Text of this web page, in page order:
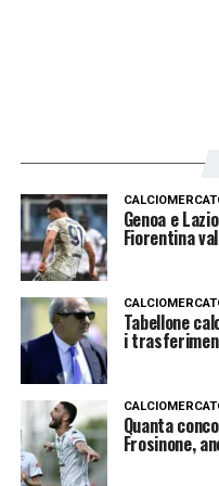
interamente
suoi 66 anni, Sarri
esperti della Serie A
contraddistingue è
ideee un calcio
il solo stile di gioco.
immutabile 4-3-3,
su protezione,
Genoa e
Fiorentina
Tabellone
i
Quanta
Frosinone,